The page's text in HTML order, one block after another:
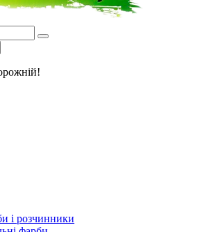
і розчинники